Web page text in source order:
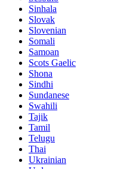
Sinhala
Slovak
Slovenian
Somali
Samoan
Scots Gaelic
Shona
Sindhi
Sundanese
Swahili
Tajik
Tamil
Telugu
Thai
Ukrainian